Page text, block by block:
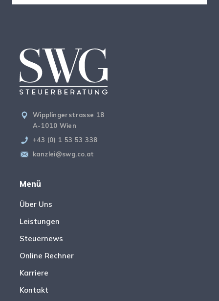
Wipplingerstrasse 18
A-1010 Wien
+43 (0) 1 53 53 338
kanzlei@swg.co.at
Menü
Über Uns
Leistungen
Steuernews
Online Rechner
Karriere
Kontakt